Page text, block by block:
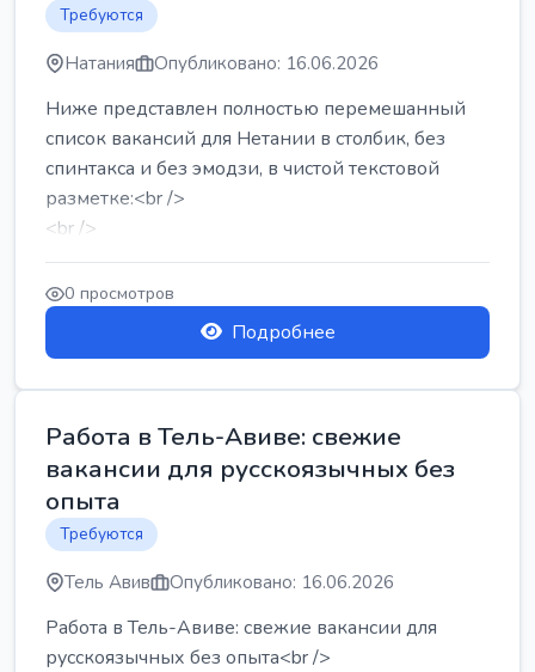
Требуются
Натания Опубликовано: 16.06.2026
Ниже представлен полностью перемешанный
список вакансий для Нетании в столбик, без
спинтакса и без эмодзи, в чистой текстовой
разметке:<br />
<br />
Работа в Нетании на мебельном производстве:
требу...
0 просмотров
Подробнее
Работа в Тель-Авиве: свежие
вакансии для русскоязычных без
опыта
Требуются
Тель Авив Опубликовано: 16.06.2026
Работа в Тель-Авиве: свежие вакансии для
русскоязычных без опыта<br />